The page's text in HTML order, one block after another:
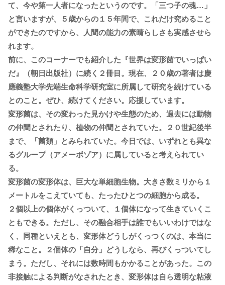
て、今や第一人者になったというのです。「三つ子の魂…」
と言いますが、５歳からの１５年間で、これだけ究めること
ができたのですから、人間の能力の素晴らしさも実感させら
れます。
前に、このコーナーでも紹介した『世界は変形菌でいっぱい
だ』（朝日出版社）に続く２冊目。現在、２０歳の著者は慶
應義塾大学先端生命科学研究室に所属して研究を続けている
とのこと。ぜひ、続けてください。応援しています。
変形菌は、その変わった見かけや生態のため、過去には動物
の仲間とされたり、植物の仲間とされていた。２０世紀後半
まで、「菌類」とみられていた。今日では、いずれとも異な
るグループ（アメーボゾア）に属していると考えられてい
る。
変形菌の変形体は、巨大な単細胞生物。大きさ数ミリから１
メートルをこえていても、たったひとつの細胞から成る。
２個以上の個体がくっついて、１個体になって生きていくこ
ともできる。ただし、その融合相手は誰でもいいわけではな
く、同種といえとも、変形体どうしがくっつくのは、本当に
稀なこと。２個体の「自分」どうしなら、再びくっついてし
まう。ただし、それには数時間もかかることがあった。この
非接触による判断がなされたとき、変形体は自ら透明な粘液